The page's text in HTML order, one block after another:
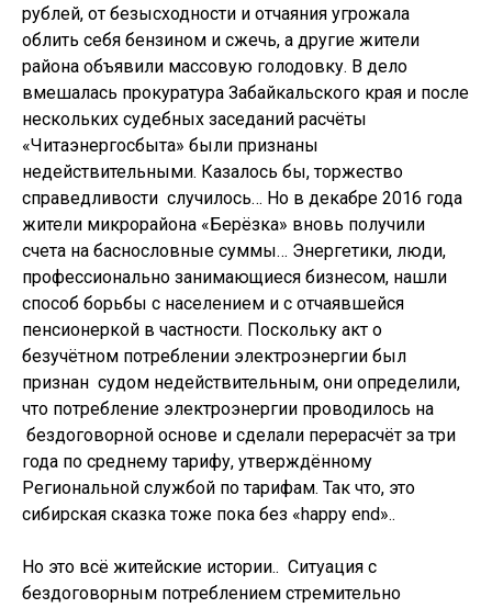
рублей, от безысходности и отчаяния угрожала
облить себя бензином и сжечь, а другие жители
района объявили массовую голодовку. В дело
вмешалась прокуратура Забайкальского края и после
нескольких судебных заседаний расчёты
«Читаэнергосбыта» были признаны
недействительными. Казалось бы, торжество
справедливости случилось… Но в декабре 2016 года
жители микрорайона «Берёзка» вновь получили
счета на баснословные суммы… Энергетики, люди,
профессионально занимающиеся бизнесом, нашли
способ борьбы с населением и с отчаявшейся
пенсионеркой в частности. Поскольку акт о
безучётном потреблении электроэнергии был
признан судом недействительным, они определили,
что потребление электроэнергии проводилось на
бездоговорной основе и сделали перерасчёт за три
года по среднему тарифу, утверждённому
Региональной службой по тарифам. Так что, это
сибирская сказка тоже пока без «happy end»..
Но это всё житейские истории.. Ситуация с
бездоговорным потреблением стремительно